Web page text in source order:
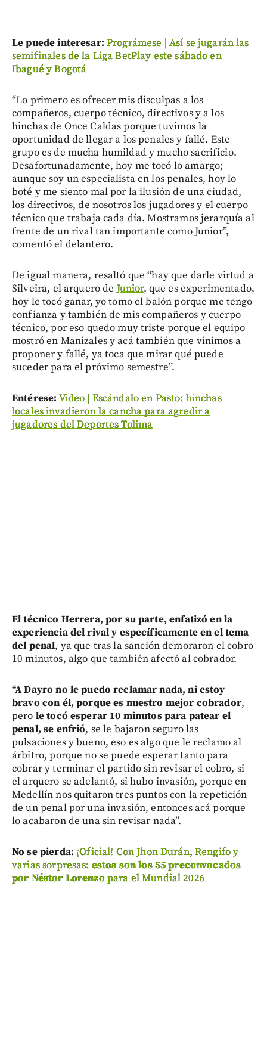
Le puede interesar: Prográmese | Así se jugarán las
semifinales de la Liga BetPlay este sábado en
Ibagué y Bogotá
“Lo primero es ofrecer mis disculpas a los
compañeros, cuerpo técnico, directivos y a los
hinchas de Once Caldas porque tuvimos la
oportunidad de llegar a los penales y fallé. Este
grupo es de mucha humildad y mucho sacrificio.
Desafortunadamente, hoy me tocó lo amargo;
aunque soy un especialista en los penales, hoy lo
boté y me siento mal por la ilusión de una ciudad,
los directivos, de nosotros los jugadores y el cuerpo
técnico que trabaja cada día. Mostramos jerarquía al
frente de un rival tan importante como Junior”,
comentó el delantero.
De igual manera, resaltó que “hay que darle virtud a
Silveira, el arquero de Junior, que es experimentado,
hoy le tocó ganar, yo tomo el balón porque me tengo
confianza y también de mis compañeros y cuerpo
técnico, por eso quedo muy triste porque el equipo
mostró en Manizales y acá también que vinimos a
proponer y fallé, ya toca que mirar qué puede
suceder para el próximo semestre”.
Entérese: Video | Escándalo en Pasto: hinchas
locales invadieron la cancha para agredir a
jugadores del Deportes Tolima
El técnico Herrera, por su parte, enfatizó en la
experiencia del rival y específicamente en el tema
del penal, ya que tras la sanción demoraron el cobro
10 minutos, algo que también afectó al cobrador.
“A Dayro no le puedo reclamar nada, ni estoy
bravo con él, porque es nuestro mejor cobrador,
pero le tocó esperar 10 minutos para patear el
penal, se enfrió, se le bajaron seguro las
pulsaciones y bueno, eso es algo que le reclamo al
árbitro, porque no se puede esperar tanto para
cobrar y terminar el partido sin revisar el cobro, si
el arquero se adelantó, si hubo invasión, porque en
Medellín nos quitaron tres puntos con la repetición
de un penal por una invasión, entonces acá porque
lo acabaron de una sin revisar nada”.
No se pierda: ¡Oficial! Con Jhon Durán, Rengifo y
varias sorpresas: estos son los 55 preconvocados
por Néstor Lorenzopara el Mundial 2026